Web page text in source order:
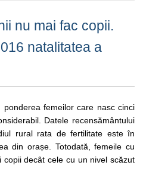
nu mai fac copii.
natalitatea a
femeilor care nasc cinci
Datele recensământului
rural rata de fertilitate este în
din orașe. Totodată, femeile cu
decât cele cu un nivel scăzut